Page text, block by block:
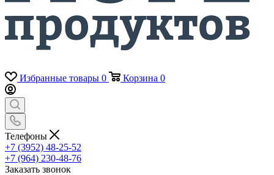
Избранные товары 0 Корзина 0
Телефоны
+7 (3952) 48-25-52
+7 (964) 230-48-76
Заказать звонок